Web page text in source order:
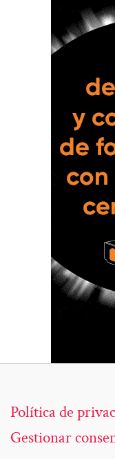
Política de
Gestionar